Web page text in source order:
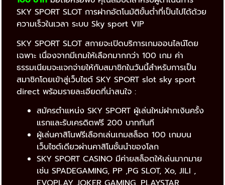
SKY SPORT SLOT การฝากอัตโนมัติขั้นต่ำที่เป็นไปได้ด้วย
ความเร็วในเวลา ระบบ Sky sport VIP
SKY SPORT SLOT สกายจะเปิดบริการเกมออนไลน์โดย
เฉพาะ เนื่องจากมีเกมให้เลือกมากกว่า 100 เกม ค่า
ธรรมเนียมจะแจกจ่ายให้กับสมาชิกในวันนี้สำหรับการเป็น
สมาชิกโดยเข้าสู่เว็บไซต์ SKY SPORT slot sky sport
direct พร้อมรายละเอียดที่น่าสนใจ :
สมัครตำแหน่ง SKY SPORT ผู้เล่นใหม่ฝากเงินครั้ง
แรกและรับเครดิตฟรี 200 บาททันที
ผู้เล่นคาสิโนฟรีเลือกเล่นเกมสล็อต 100 เกมบน
เว็บไซต์เดียวผ่านคาสิโนชั้นนำของโลก
SKY SPORT CASINO มีค่ายสล็อตให้เล่นมากมาย
เช่น SPADEGAMING, PP ,PG SLOT, Xo, JILI ,